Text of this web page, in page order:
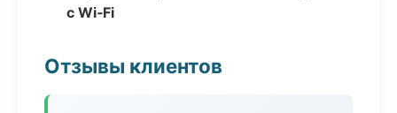
с Wi‑Fi
Отзывы клиентов